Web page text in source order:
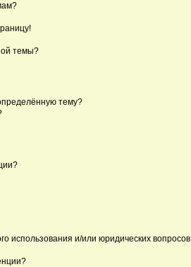
темы?
тему?
использования и/или юридических вопросов,